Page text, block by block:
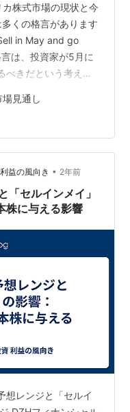
カ株式市場の現状と今
くの格言があります
in May and go
は、投資家が5月に
べきだという考え方
言は現在の市場状
ません。本記事で
カ株式市場の現状と
ます。 セルインメイ
セルインメイ」は、
場見通し
益の風向き • 2年前
「セルインメイ」
株に与える影響
想レンジと「セルイ